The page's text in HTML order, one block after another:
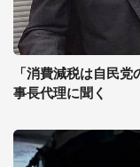
「消費減税は自民
事長代理に聞く